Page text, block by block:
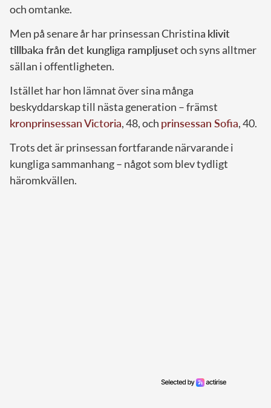
och omtanke.
Men på senare år har prinsessan Christina klivit
tillbaka från det kungliga rampljusetoch syns alltmer
sällan i offentligheten.
Istället har hon lämnat över sina många
beskyddarskap till nästa generation – främst
kronprinsessan Victoria, 48, och prinsessan Sofia, 40.
Trots det är prinsessan fortfarande närvarande i
kungliga sammanhang – något som blev tydligt
häromkvällen.